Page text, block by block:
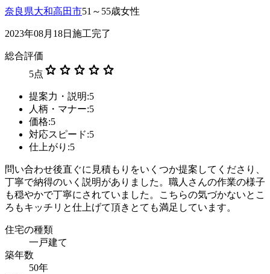
奈良県大和高田市51～55歳女性
2023年08月18日施工完了
総合評価
5点 star star star star star
提案力・説明:5
人柄・マナー:5
価格:5
対応スピード:5
仕上がり:5
問い合わせ後直ぐに見積もりをいくつか提案してくださり、
丁寧で納得のいく説明がありました。職人さんの作業の様子
も穏やかで丁寧にされていました。こちらの気づかないとこ
ろもキッチリと仕上げて頂きとても満足しています。
住宅の種類
一戸建て
築年数
50年